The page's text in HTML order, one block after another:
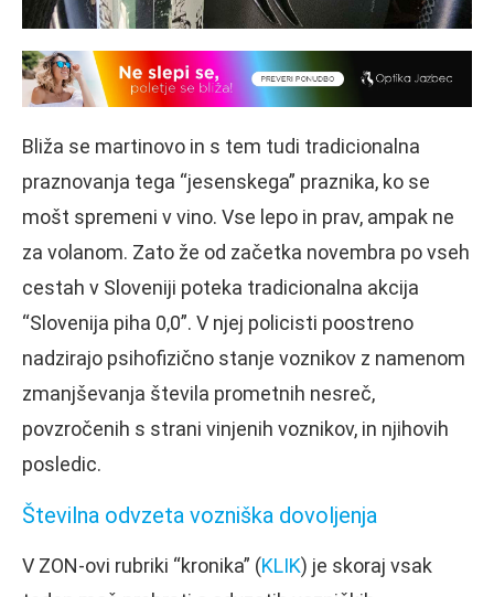
Bliža se martinovo in s tem tudi tradicionalna
praznovanja tega “jesenskega” praznika, ko se
mošt spremeni v vino. Vse lepo in prav, ampak ne
za volanom. Zato že od začetka novembra po vseh
cestah v Sloveniji poteka tradicionalna akcija
“Slovenija piha 0,0”. V njej policisti poostreno
nadzirajo psihofizično stanje voznikov z namenom
zmanjševanja števila prometnih nesreč,
povzročenih s strani vinjenih voznikov, in njihovih
posledic.
Številna odvzeta vozniška dovoljenja
V ZON-ovi rubriki “kronika” (KLIK) je skoraj vsak